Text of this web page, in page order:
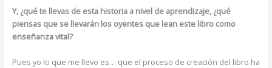
Y, ¿qué te llevas de esta historia a nivel de aprendizaje, ¿qué
piensas que se llevarán los oyentes que lean este libro como
enseñanza vital?
Pues yo lo que me llevo es… que el proceso de creación del libro ha